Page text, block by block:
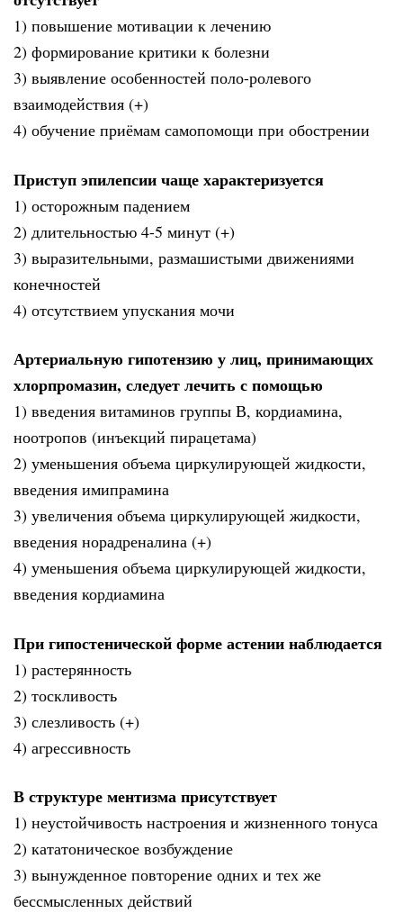
1) повышение мотивации к лечению
2) формирование критики к болезни
3) выявление особенностей поло-ролевого
взаимодействия (+)
4) обучение приёмам самопомощи при обострении
Приступ эпилепсии чаще характеризуется
1) осторожным падением
2) длительностью 4-5 минут (+)
3) выразительными, размашистыми движениями
конечностей
4) отсутствием упускания мочи
Артериальную гипотензию у лиц, принимающих
хлорпромазин, следует лечить с помощью
1) введения витаминов группы В, кордиамина,
ноотропов (инъекций пирацетама)
2) уменьшения объема циркулирующей жидкости,
введения имипрамина
3) увеличения объема циркулирующей жидкости,
введения норадреналина (+)
4) уменьшения объема циркулирующей жидкости,
введения кордиамина
При гипостенической форме астении наблюдается
1) растерянность
2) тоскливость
3) слезливость (+)
4) агрессивность
В структуре ментизма присутствует
1) неустойчивость настроения и жизненного тонуса
2) кататоническое возбуждение
3) вынужденное повторение одних и тех же
бессмысленных действий